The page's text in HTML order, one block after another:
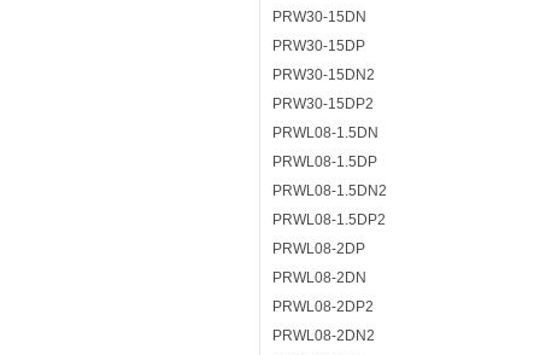
PRW30-15DN
PRW30-15DP
PRW30-15DN2
PRW30-15DP2
PRWL08-1.5DN
PRWL08-1.5DP
PRWL08-1.5DN2
PRWL08-1.5DP2
PRWL08-2DP
PRWL08-2DN
PRWL08-2DP2
PRWL08-2DN2